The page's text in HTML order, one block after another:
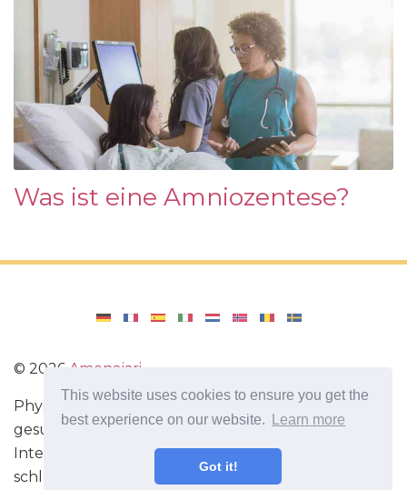
This website uses cookies to ensure you get the
best experience on our website.
Learn more
Got it!
Was ist eine Amniozentese?
© 2026 Amenajari
Physische Übungen. Diäten und Rezepte für eine
gesunde Ernährung. Übungen für das Gehirn.
Interessante Fakten. Selbstentwicklung. Sei heute
schlauer und stärker!